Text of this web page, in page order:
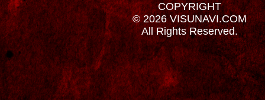
COPYRIGHT
© 2026 VISUNAVI.COM
All Rights Reserved.